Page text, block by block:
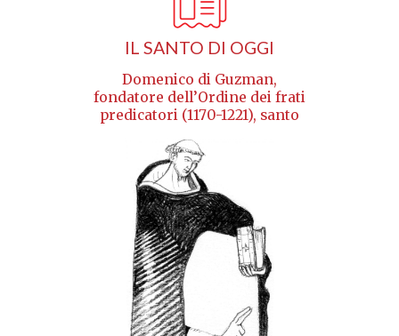
IL SANTO DI OGGI
Domenico di Guzman,
fondatore dell’Ordine dei frati
predicatori (1170-1221), santo